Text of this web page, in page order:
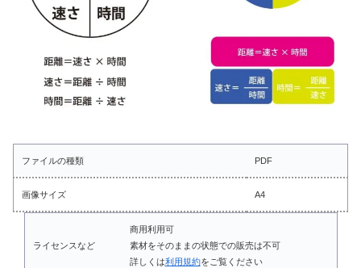
ファイルの種類 PDF
画像サイズ A4
ライセンスなど
商用利用可
素材をそのままの状態での販売は不可
詳しくは利用規約をご覧ください